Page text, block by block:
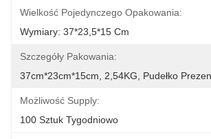
Wielkość Pojedynczego Opakowania:
Wymiary: 37*23,5*15 Cm
Szczegóły Pakowania:
37cm*23cm*15cm, 2,54KG, Pudełko
Możliwość Supply:
100 Sztuk Tygodniowo